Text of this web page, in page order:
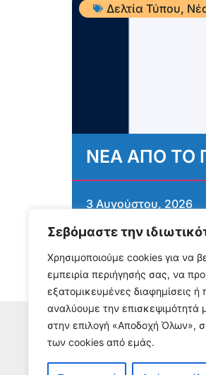
Σεβόμαστε την
Χρησιμοποιούμε cookies για να
εμπειρία περιήγησής σας, να
εξατομικευμένες διαφημίσεις ή
αναλύουμε την επισκεψιμότητά
στην επιλογή «Αποδοχή Όλων»,
των cookies από εμάς.
Δελτία Τύπου,
ΝΕΑ ΑΠΟ ΤΟ
3 Αυγούστου, 2026